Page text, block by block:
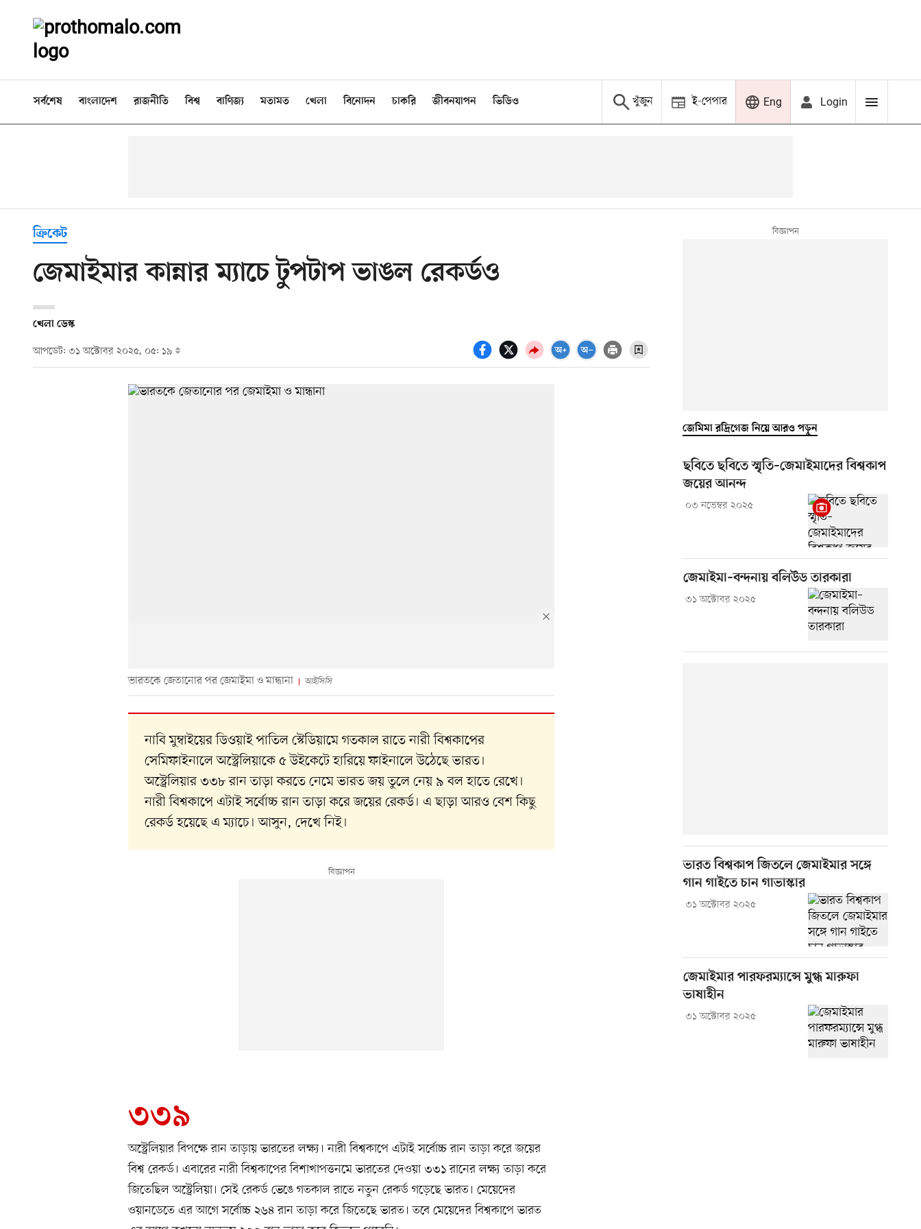
সর্বশেষ বাংলাদেশ রাজনীতি বিশ্ব বাণিজ্য মতামত খেলা বিনোদন চাকরি জীবনযাপন ভিডিও খুঁজুন ই-পেপার Eng Login
ক্রিকেট
জেমাইমার কান্নার ম্যাচে টুপটাপ ভাঙল রেকর্ডও
খেলা ডেস্ক
আপডেট: ৩১ অক্টোবর ২০২৫, ০৫: ১৯
ভারতকে জেতানোর পর জেমাইমা ও মান্ধানা আইসিসি
নাবি মুম্বাইয়ের ডিওয়াই পাতিল স্টেডিয়ামে গতকাল রাতে নারী বিশ্বকাপের
সেমিফাইনালে অস্ট্রেলিয়াকে ৫ উইকেটে হারিয়ে ফাইনালে উঠেছে ভারত।
অস্ট্রেলিয়ার ৩৩৮ রান তাড়া করতে নেমে ভারত জয় তুলে নেয় ৯ বল হাতে রেখে।
নারী বিশ্বকাপে এটাই সর্বোচ্চ রান তাড়া করে জয়ের রেকর্ড। এ ছাড়া আরও বেশ কিছু
রেকর্ড হয়েছে এ ম্যাচে। আসুন, দেখে নিই।
৩৩৯
অস্ট্রেলিয়ার বিপক্ষে রান তাড়ায় ভারতের লক্ষ্য। নারী বিশ্বকাপে এটাই সর্বোচ্চ রান তাড়া করে জয়ের
বিশ্ব রেকর্ড। এবারের নারী বিশ্বকাপের বিশাখাপত্তনমে ভারতের দেওয়া ৩৩১ রানের লক্ষ্য তাড়া করে
জিতেছিল অস্ট্রেলিয়া। সেই রেকর্ড ভেঙে গতকাল রাতে নতুন রেকর্ড গড়েছে ভারত। মেয়েদের
ওয়ানডেতে এর আগে সর্বোচ্চ ২৬৪ রান তাড়া করে জিতেছে ভারত। তবে মেয়েদের বিশ্বকাপে ভারত
জেমিমা রদ্রিগেজ নিয়ে আরও পড়ুন
ছবিতে ছবিতে স্মৃতি–জেমাইমাদের বিশ্বকাপ
জয়ের আনন্দ
০৩ নভেম্বর ২০২৫
জেমাইমা–বন্দনায় বলিউড তারকারা
৩১ অক্টোবর ২০২৫
ভারত বিশ্বকাপ জিতলে জেমাইমার সঙ্গে
গান গাইতে চান গাভাস্কার
৩১ অক্টোবর ২০২৫
জেমাইমার পারফরম্যান্সে মুগ্ধ মারুফা
ভাষাহীন
৩১ অক্টোবর ২০২৫